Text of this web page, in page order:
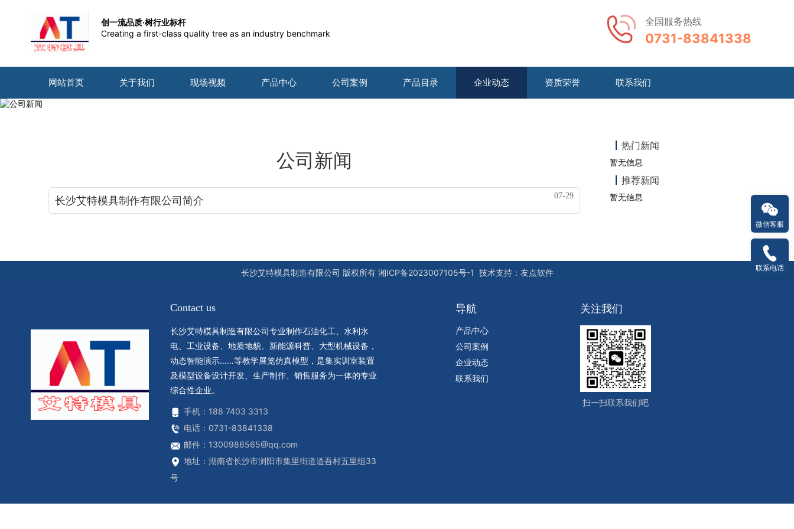
创一流品质·树行业标杆
Creating a first-class quality tree as an industry benchmark
全国服务热线
0731-83841338
网站首页 关于我们 现场视频 产品中心 公司案例 产品目录 企业动态 资质荣誉 联系我们
热门新闻
暂无信息
推荐新闻
暂无信息
公司新闻
长沙艾特模具制作有限公司简介 07-29
长沙艾特模具制造有限公司 版权所有 湘ICP备2023007105号-1 技术支持： 友点软件
Contact us
长沙艾特模具制造有限公司专业制作石油化工、水利水
电、工业设备、地质地貌、新能源科普、大型机械设备，
动态智能演示……等教学展览仿真模型，是集实训室装置
及模型设备设计开发、生产制作、销售服务为一体的专业
综合性企业。
手机：188 7403 3313
电话：0731-83841338
邮件：1300986565@qq.com
地址：湖南省长沙市浏阳市集里街道道吾村五里组33
号
导航
产品中心
公司案例
企业动态
联系我们
关注我们
扫一扫联系我们吧
微信客服
联系电话